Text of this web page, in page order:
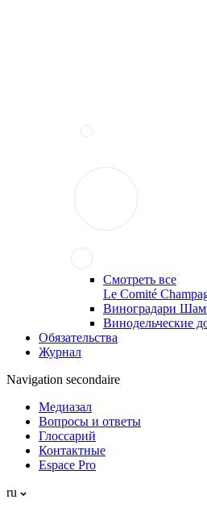
Смотреть все
Le Comité
Виноградари
Винодельческие
Обязательства
Журнал
Navigation secondaire
Медиазал
Вопросы и ответы
Глоссарий
Контактные
Espace Pro
ru